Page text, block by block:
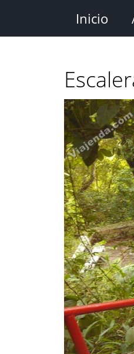
contenido
Inicio